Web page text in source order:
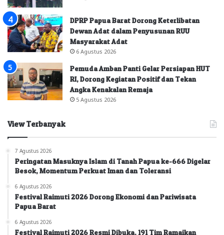
DPRP Papua Barat Dorong Keterlibatan
Dewan Adat dalam Penyusunan RUU
Masyarakat Adat
6 Agustus 2026
Pemuda Amban Panti Gelar Persiapan HUT
RI, Dorong Kegiatan Positif dan Tekan
Angka Kenakalan Remaja
5 Agustus 2026
View Terbanyak
7 Agustus 2026
Peringatan Masuknya Islam di Tanah Papua ke-666 Digelar
Besok, Momentum Perkuat Iman dan Toleransi
6 Agustus 2026
Festival Raimuti 2026 Dorong Ekonomi dan Pariwisata
Papua Barat
6 Agustus 2026
Festival Raimuti 2026 Resmi Dibuka, 191 Tim Ramaikan